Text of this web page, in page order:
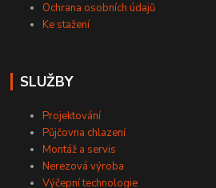
Ochrana osobních údajů
Ke stažení
SLUŽBY
Projektování
Půjčovna chlazení
Montáž a servis
Nerezová výroba
Výčepní technologie